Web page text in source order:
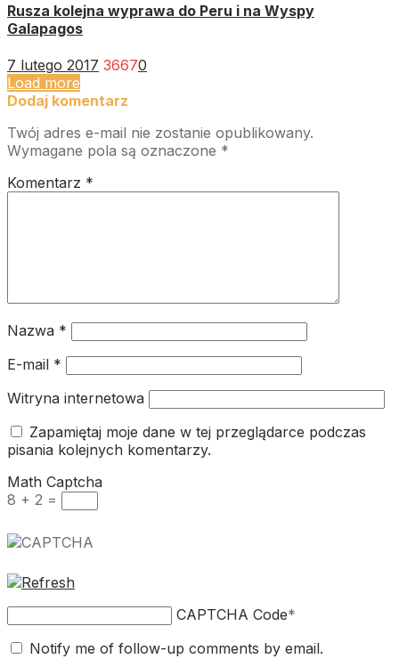
Rusza kolejna wyprawa do Peru i na Wyspy
Galapagos
7 lutego 2017 36670
Load more
Dodaj komentarz
Twój adres e-mail nie zostanie opublikowany.
Wymagane pola są oznaczone *
Komentarz *
Nazwa *
E-mail *
Witryna internetowa
Zapamiętaj moje dane w tej przeglądarce podczas
pisania kolejnych komentarzy.
Math Captcha
8 + 2 =
CAPTCHA Code*
Notify me of follow-up comments by email.